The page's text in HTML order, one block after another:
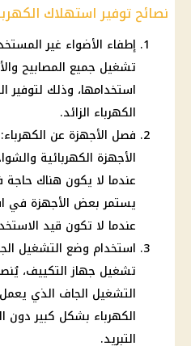
نصائح توفير استهلاك
إطفاء الأضواء غير
تشغيل جميع المصابيح
استخدامها، وذلك لتوفير
الكهرباء الزائد.
فصل الأجهزة عن
الأجهزة الكهربائية
عندما لا يكون هناك
يستمر بعض الأجهزة في
عندما لا تكون قيد
استخدام وضع التشغيل
تشغيل جهاز التكييف،
التشغيل الجاف الذي
الكهرباء بشكل كبير دون
التبريد.